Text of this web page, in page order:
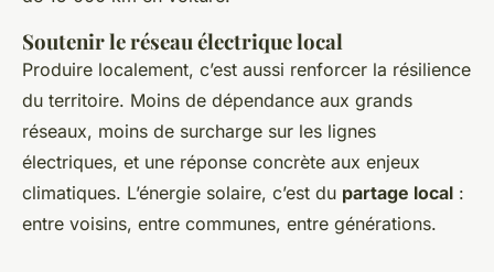
Soutenir le réseau électrique local
Produire localement, c’est aussi renforcer la résilience
du territoire. Moins de dépendance aux grands
réseaux, moins de surcharge sur les lignes
électriques, et une réponse concrète aux enjeux
climatiques. L’énergie solaire, c’est du partage local :
entre voisins, entre communes, entre générations.